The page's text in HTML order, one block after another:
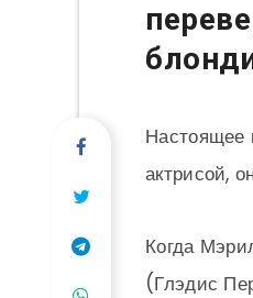
Настоящее
актрисой,
Когда
(Глэдис